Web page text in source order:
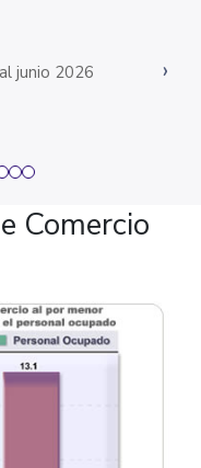
junio 2026 ›
Comercio